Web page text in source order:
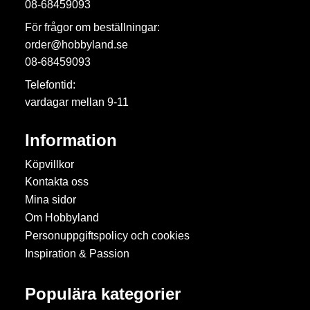
08-68459093
För frågor om beställningar:
order@hobbyland.se
08-68459093
Telefontid:
vardagar mellan 9-11
Information
Köpvillkor
Kontakta oss
Mina sidor
Om Hobbyland
Personuppgiftspolicy och cookies
Inspiration & Passion
Populära kategorier